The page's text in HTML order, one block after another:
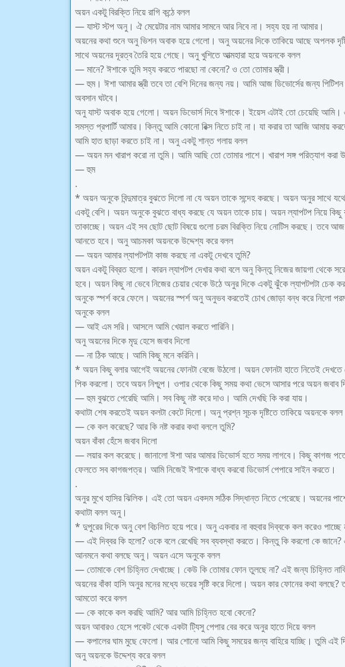
অয়ন একটু বিরক্তি নিয়ে রাগি কন্ঠে বলল
— যাস্ট স্টপ অনু। ঐ মেয়েটার নাম আমার সামনে আর নিবে না। সহ্য হয় না আমার।
অয়নের কথা শুনে অনু ভিশন অবাক হয়ে গেলো। অনু অয়নের দিকে তাকিয়ে আছে অপলক
সাথে অয়নের দূরত্ব তৈরি হয়ে গেছে। অনু খুশিতে আত্মহারা হয়ে অয়নকে বলল
— মানে? ঈশাকে তুমি সহ্য করতে পারছো না কেনো? ও তো তোমার স্ত্রী।‌
— হুম। ঈশা আমার স্ত্রী তবে তা বেশি দিনের জন্য নয়। আমি আজ ডিভোর্সের জন্য
অবসান ঘটবে।
অনু যাস্ট অবাক হয়ে গেলো। অয়ন ডিভোর্স দিবে ঈশাকে। ইয়েস এটাই তো চেয়েছি
সমস্ত প্রপার্টি আমার। কিন্তু আমি কোনো‌ রিক্স নিতে চাই না। যা করার তা আজি
আমি হাত ছাড়া করতে চাই না। অনু একটু শান্ত গলায় বলল
— অয়ন মন খারাপ করো‌ না তুমি। আমি আছি তো তোমার পাশে। খারাপ সঙ্গ পরিত্যাগ
— হুম
.
* অয়ন অনুকে বিন্দুমাত্র বুঝতে দিলো না যে অয়ন তাকে সন্দেহ করছে। অয়ন অনুর সাথে
একটু বেশি। অয়ন অনুকে বুঝতে বাধ্য করছে যে অয়ন তাকে চায়। অয়ন ল্যাপটপ নিয়ে
তাকাচ্ছে। অয়ন এই সব ছোট ছোট বিষয়ে গুলো চরম বিরক্তি নিয়ে নোটিস করছে। তবে
আনতে হবে। অনু আচমকা অয়নকে উদ্দেশ্য করে বলল
— অয়ন আমার ল্যাপটপটা কাজ করছে না একটু দেখবে তুমি?
অয়ন একটু বিব্রত হলো। কারন ল্যাপটপ দেখার কথা বলে অনু কিন্তু নিজের জায়গা থেকে
হবে। অয়ন কিছু না ভেবে নিজের চেয়ার থেকে উঠে অনুর দিকে একটু ঝুঁকে ল্যাপটপটা চেক
অনুকে স্পর্শ করে ফেলে। অয়নের স্পর্শ অনু অনুভব করতেই চোখ জোড়া বন্ধ করে‌ নিলো
অনুকে বলল
— আই এম সরি। আসলে আমি খেয়াল করতে পারিনি।
অনু অয়নের দিকে মৃদু হেসে জবাব দিলো
— না ঠিক আছে। আমি কিছু মনে করিনি।
* অয়ন কিছু বলার আগেই অয়নের ফোনটা বেজে উঠলো। অয়ন ফোনটা হাতে নিতেই
পিক করলো। তবে অয়ন নিশ্চুপ। ওপার থেকে কিছু সময় কথা ভেসে আসার পরে অয়ন জবাব
— হুম বুঝতে পেরেছি আমি। সব কিছু নষ্ট করে দাও। আমি দেখছি কি করা যায়।
কথাটা শেষ করতেই অয়ন কলটা কেটে দিলো। অনু প্রশ্ন সূচক দৃষ্টিতে তাকিয়ে অয়নকে বলল
— কে কল করেছে? আর কি নষ্ট করার কথা বললে তুমি?
অয়ন বাঁকা হেঁসে জবাব দিলো
— লয়ার কল করেছে। জানালো ঈশা আর আমার ডিভোর্স হতে সময় লাগবে। কিছু কাগজ
ফেলতে সব কাগজপত্র। আমি নিজেই ঈশাকে বাধ্য করবো ডিভোর্স পেপারে সাইন করতে।
.
অনুর মুখে হাসির ঝিলিক। এই তো অয়ন একদম সঠিক সিদ্ধান্ত নিতে পেরেছে। অয়নের
কথাটা বলল অনু।
* দুপুরের দিকে অনু বেশ বিচলিত হয়ে পরে। অনু একবার না বহুবার দিব্বকে কল করেও
— এই দিব্বর কি হলো? ওকে বলে রেখেছি সব ব্যবস্থা করতে। কিন্তু কি করলো কে জানে?
আনমনে কথা বলছে অনু। অয়ন এসে অনুকে বলল
— তোমাকে বেশ চিহ্নিত দেখাচ্ছে। কেউ কি তোমার ফোন তুলছে না? এই জন্য চিহ্নিত
অয়নের বাঁকা হাসি অনুর মনের মধ্যে ভয়ের সৃষ্টি করে দিলো। অয়ন কার ফোনের কথা
আমতো করে বলল
— কে কাকে কল করছি আমি? আর আমি চিহ্নিত হবো কেনো?
অয়ন আবারও হেসে পকেট থেকে একটা ট্যিসু পেপার বের করে অনুর হাতে দিয়ে বলল
— কপালের ঘাম মুছে ফেলো। আর শোনো আমি কিছু সময়ের জন্য বাহিরে যাচ্ছি। তুমি এই
অনু অয়নকে উদ্দেশ্য করে বলল